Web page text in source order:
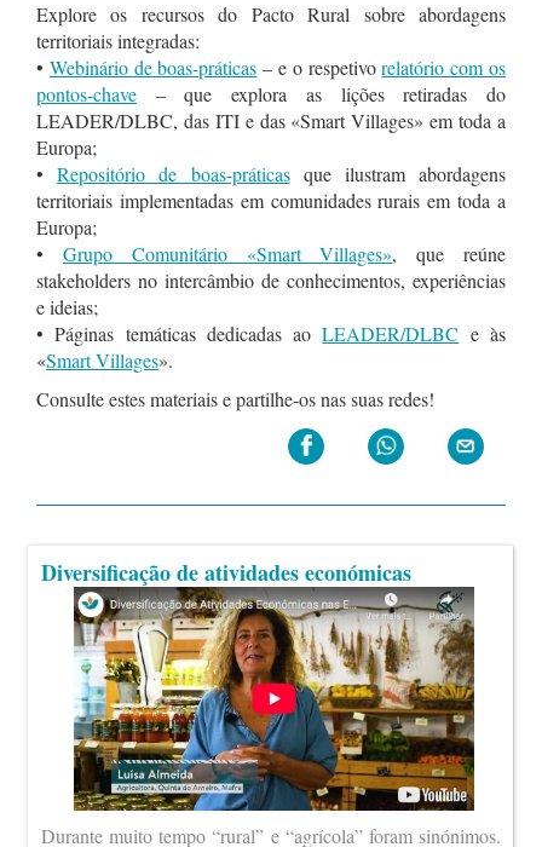
Explore os recursos do Pacto Rural sobre abordagens
territoriais integradas:
• Webinário de boas-práticas – e o respetivorelatório com os
pontos-chave – que explora as lições retiradas do
LEADER/DLBC, das ITI e das «Smart Villages» em toda a
Europa;
•Repositório de boas-práticasque ilustram abordagens
territoriais implementadas em comunidades rurais em toda a
Europa;
• Grupo Comunitário «Smart Villages», que reúne
stakeholders no intercâmbio de conhecimentos, experiências
e ideias;
• Páginas temáticas dedicadas aoLEADER/DLBC e às
«Smart Villages».
Consulte estes materiais e partilhe-os nas suas redes!
Diversificação de atividades económicas
Durante muito tempo “rural” e “agrícola” foram sinónimos.